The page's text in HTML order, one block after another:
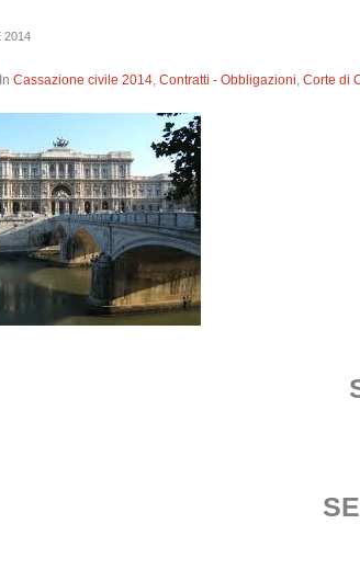
2014
InCassazione civile 2014,Contratti - Obbligazioni,Corte di